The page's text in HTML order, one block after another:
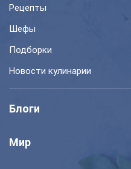
Рецепты
Шефы
Подборки
Новости кулинарии
Блоги
Мир